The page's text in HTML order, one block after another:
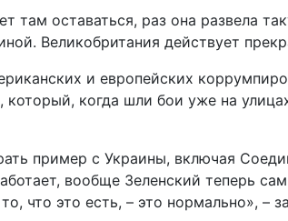
оставаться, раз она развела
Великобритания действует
и европейских
когда шли бои уже на
пример с Украины, включая
вообще Зеленский теперь
что это есть, – это нормально», –